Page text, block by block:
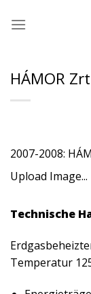
Inhalt
HÁMOR
2007-2008:
Upload Image...
Technische
Temperatur